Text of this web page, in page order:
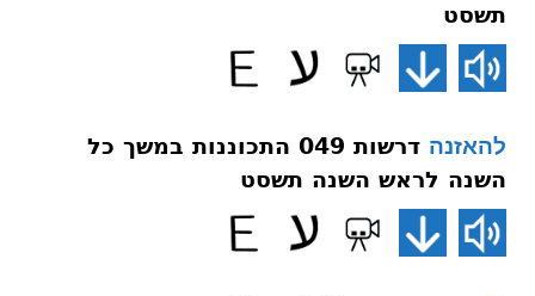
תשסט
להאזנה
דרשות 049 התכוננות במשך כל
השנה לראש השנה תשסט